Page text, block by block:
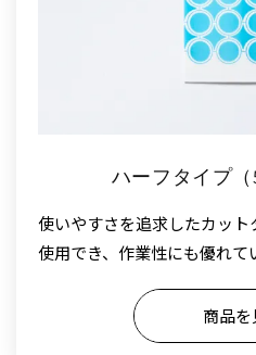
ハーフタイプ（
使いやすさを追求したカッ
使用でき、作業性にも優れて
商品を